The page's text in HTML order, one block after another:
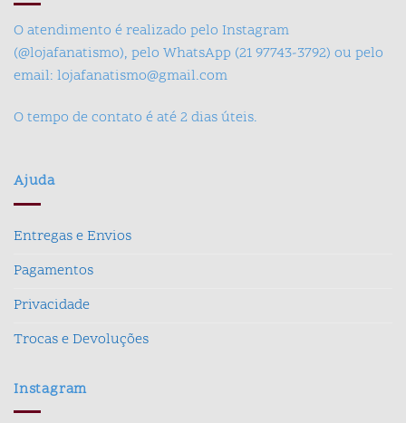
O atendimento é realizado pelo Instagram
(@lojafanatismo), pelo WhatsApp (21 97743-3792) ou pelo
email: lojafanatismo@gmail.com
O tempo de contato é até 2 dias úteis.
Ajuda
Entregas e Envios
Pagamentos
Privacidade
Trocas e Devoluções
Instagram